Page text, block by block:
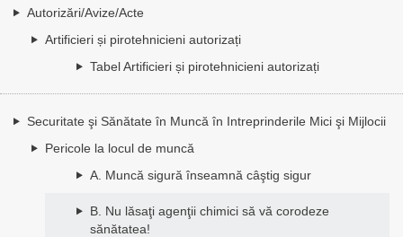
Autorizări/Avize/Acte
Artificieri și pirotehnicieni autorizați
Tabel Artificieri și pirotehnicieni autorizați
Securitate şi Sănătate în Muncă în Intreprinderile Mici şi Mijlocii
Pericole la locul de muncă
A. Muncă sigură înseamnă câştig sigur
B. Nu lăsaţi agenţii chimici să vă corodeze
sănătatea!